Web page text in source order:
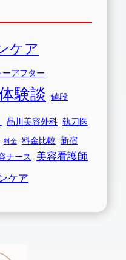
ケア
ーアフター
験談 値段
品川美容外科 執刀医
料金 料金比較 新宿
ナース 美容看護師
ケア